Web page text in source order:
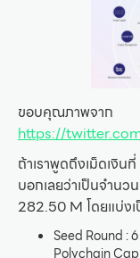
ขอบคุณภาพจาก
https://
ถ้าเราพูดถึงเม็ดเงิ
บอกเลยว่าเป็นจำนว
282.50 M โดยแบ่ง
Seed Round :
Polychain